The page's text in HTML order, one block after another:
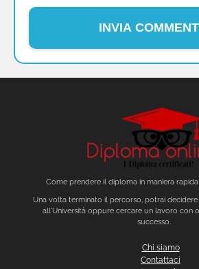
Come prendere il diploma in maniera
Una volta terminato il percorso, potrai
all'Università oppure cercare un lavoro con
successo.
Chi siamo
Contattaci